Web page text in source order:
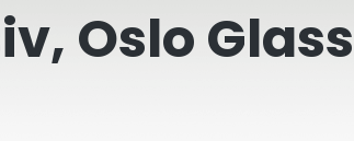
Oslo Glass